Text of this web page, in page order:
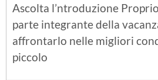
Ascolta l’ntroduzione
parte integrante della
affrontarlo nelle migliori
piccolo